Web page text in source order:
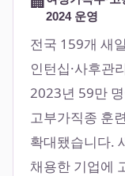
2024 운영
전국 159개 새
인턴십·사후관
2023년 59만
고부가직종 훈
확대됐습니다.
채용한 기업에